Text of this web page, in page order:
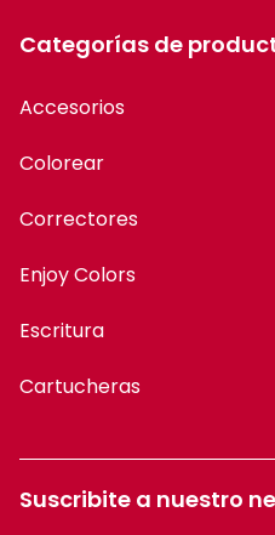
Categorías de
Accesorios
Colorear
Correctores
Enjoy Colors
Escritura
Cartucheras
Suscribite a nuestro